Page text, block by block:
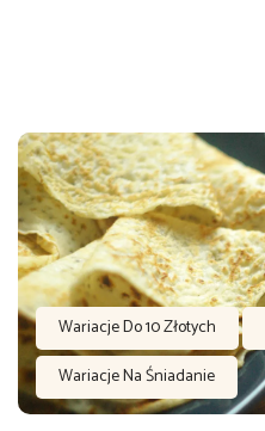
Wariacje Do 10 Złotych
Wariacje Na Śniadanie